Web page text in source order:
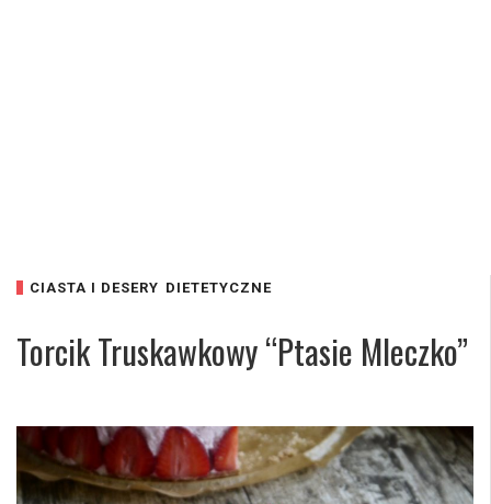
CIASTA I DESERY DIETETYCZNE
Torcik Truskawkowy “Ptasie Mleczko”